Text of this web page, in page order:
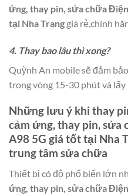
ứng, thay pin, sửa chữa
tại Nha Trang giá rẻ,chính
4. Thay bao lâu thì xong?
Quỳnh An mobile sẽ đảm
trong vòng 15-30 phút và lấy
Những lưu ý khi thay
cảm ứng, thay pin, sửa
A98 5G giá tốt tại Nha
trung tâm sửa chữa
Thiết bị có độ phổ biến lớn
ứng, thay pin, sửa chữa